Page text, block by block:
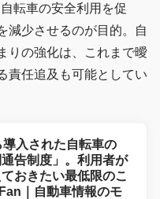
転車の安全利用を促
減少させるのが目的。自
りの強化は、これまで曖
責任追及も可能としてい
入された自転車の
通告制度」。利用者が
おきたい最低限のこ
｜自動車情報のモ